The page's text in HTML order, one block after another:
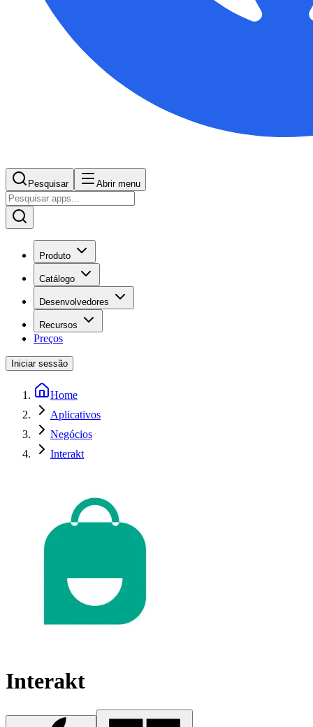
Pesquisar Abrir menu
Produto
Catálogo
Desenvolvedores
Recursos
Preços
Iniciar sessão
Home
Aplicativos
Negócios
Interakt
Interakt